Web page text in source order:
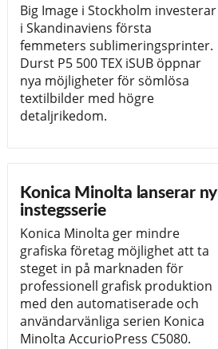
Big Image i Stockholm investerar
i Skandinaviens första
femmeters sublimeringsprinter.
Durst P5 500 TEX iSUB öppnar
nya möjligheter för sömlösa
textilbilder med högre
detaljrikedom.
Konica Minolta lanserar ny
instegsserie
Konica Minolta ger mindre
grafiska företag möjlighet att ta
steget in på marknaden för
professionell grafisk produktion
med den automatiserade och
användarvänliga serien Konica
Minolta AccurioPress C5080.